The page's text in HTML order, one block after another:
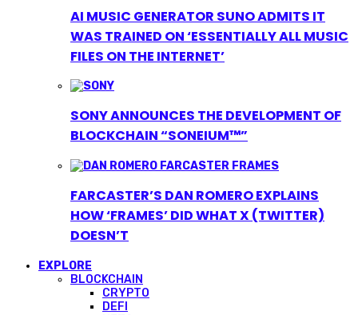
AI MUSIC GENERATOR SUNO ADMITS IT
WAS TRAINED ON ‘ESSENTIALLY ALL MUSIC
FILES ON THE INTERNET’
SONY ANNOUNCES THE DEVELOPMENT OF
BLOCKCHAIN “SONEIUM™”
FARCASTER’S DAN ROMERO EXPLAINS
HOW ‘FRAMES’ DID WHAT X (TWITTER)
DOESN’T
EXPLORE
BLOCKCHAIN
CRYPTO
DEFI